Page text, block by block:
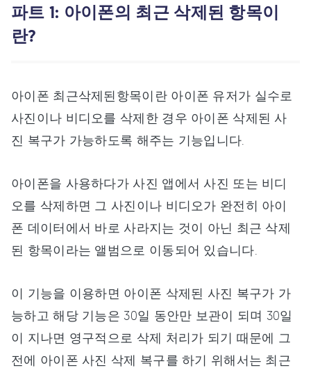
파트 1: 아이폰의 최근 삭제된 항목이
란?
아이폰 최근삭제된항목이란 아이폰 유저가 실수로
사진이나 비디오를 삭제한 경우 아이폰 삭제된 사
진 복구가 가능하도록 해주는 기능입니다.
아이폰을 사용하다가 사진 앱에서 사진 또는 비디
오를 삭제하면 그 사진이나 비디오가 완전히 아이
폰 데이터에서 바로 사라지는 것이 아닌 최근 삭제
된 항목이라는 앨범으로 이동되어 있습니다.
이 기능을 이용하면 아이폰 삭제된 사진 복구가 가
능하고 해당 기능은 30일 동안만 보관이 되며 30일
이 지나면 영구적으로 삭제 처리가 되기 때문에 그
전에 아이폰 사진 삭제 복구를 하기 위해서는 최근